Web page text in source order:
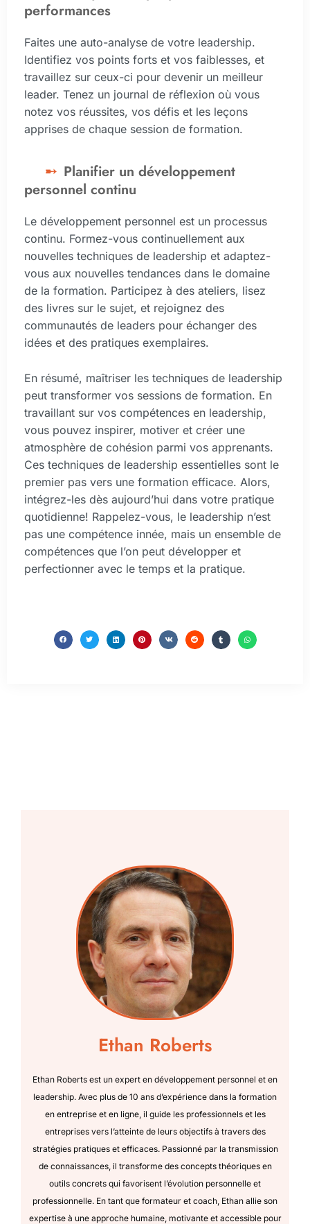
performances
Faites une auto-analyse de votre leadership.
Identifiez vos points forts et vos faiblesses, et
travaillez sur ceux-ci pour devenir un meilleur
leader. Tenez un journal de réflexion où vous
notez vos réussites, vos défis et les leçons
apprises de chaque session de formation.
Planifier un développement
personnel continu
Le développement personnel est un processus
continu. Formez-vous continuellement aux
nouvelles techniques de leadership et adaptez-
vous aux nouvelles tendances dans le domaine
de la formation. Participez à des ateliers, lisez
des livres sur le sujet, et rejoignez des
communautés de leaders pour échanger des
idées et des pratiques exemplaires.
En résumé, maîtriser les techniques de leadership
peut transformer vos sessions de formation. En
travaillant sur vos compétences en leadership,
vous pouvez inspirer, motiver et créer une
atmosphère de cohésion parmi vos apprenants.
Ces techniques de leadership essentielles sont le
premier pas vers une formation efficace. Alors,
intégrez-les dès aujourd’hui dans votre pratique
quotidienne! Rappelez-vous, le leadership n’est
pas une compétence innée, mais un ensemble de
compétences que l’on peut développer et
perfectionner avec le temps et la pratique.
Ethan Roberts
Ethan Roberts est un expert en développement personnel et en
leadership. Avec plus de 10 ans d’expérience dans la formation
en entreprise et en ligne, il guide les professionnels et les
entreprises vers l’atteinte de leurs objectifs à travers des
stratégies pratiques et efficaces. Passionné par la transmission
de connaissances, il transforme des concepts théoriques en
outils concrets qui favorisent l’évolution personnelle et
professionnelle. En tant que formateur et coach, Ethan allie son
expertise à une approche humaine, motivante et accessible pour